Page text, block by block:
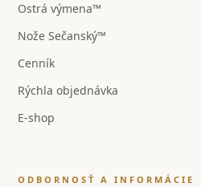
Ostrá výmena™
Nože Sečanský™
Cenník
Rýchla objednávka
E-shop
ODBORNOSŤ A INFORMÁCIE